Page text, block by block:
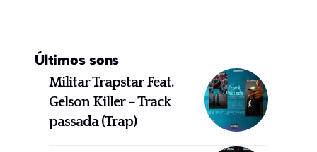
Últimos sons
Militar Trapstar Feat.
Gelson Killer – Track
passada (Trap)